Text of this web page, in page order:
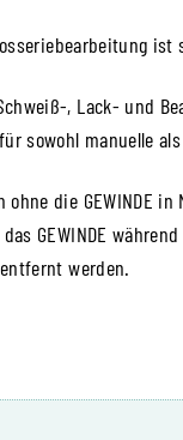
, Lack- und
sowohl manuelle
die GEWINDE
GEWINDE
werden.